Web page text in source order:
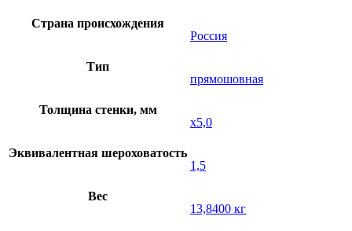
Страна происхождения
Россия
Тип
прямошовная
Толщина стенки, мм
х5,0
Эквивалентная шероховатость
1,5
Вес
13,8400 кг